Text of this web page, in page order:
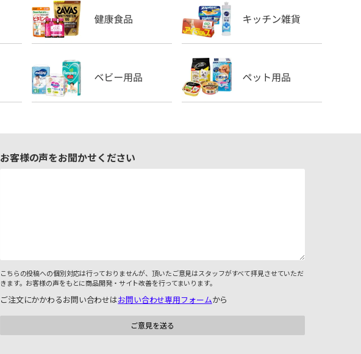
お客様の声をお聞かせください
こちらの投稿への個別対応は行っておりませんが、頂いたご意見はスタッフがすべて拝見させていただ
きます。お客様の声をもとに商品開発・サイト改善を行ってまいります。
ご注文にかかわるお問い合わせはお問い合わせ専用フォームから